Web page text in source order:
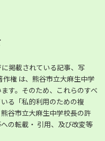
掲載されている記事、写
権 は、熊谷市立大麻生中学
す。そのため、これらのすべ
る「私的利用のための複
谷市立大麻生中学校長の許
の転載・ 引用、及び改変等